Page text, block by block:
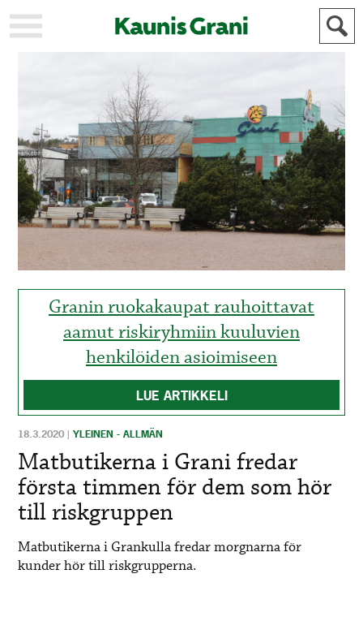
STADEN
AJANKOHTAISTA
AKTUELLT
URHEILU
IDROTT
KULTTUURI
KULTUR
HISTORIA
HISTORIA
YLEINEN
ALLMÄN
FÖR
ANNONSÖRER
Granin ruokakaupat rauhoittavat
aamut riskiryhmiin kuuluvien
henkilöiden asioimiseen
LUE ARTIKKELI
18.3.2020 |YLEINEN - ALLMÄN
Matbutikerna i Grani fredar
första timmen för dem som hör
till riskgruppen
Matbutikerna i Grankulla fredar morgnarna för
kunder hör till riskgrupperna.